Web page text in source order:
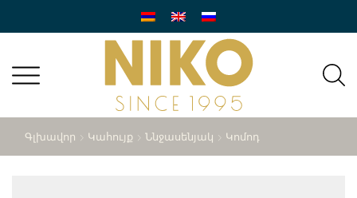
Գլխավոր Կահույք Ննջասենյակ Կոմոդ